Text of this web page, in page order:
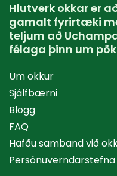
Hlutverk okkar er
gamalt fyrirtæki
teljum að
félaga þinn um
Um okkur
Sjálfbærni
Blogg
FAQ
Hafðu samband við
Persónuverndarstefna